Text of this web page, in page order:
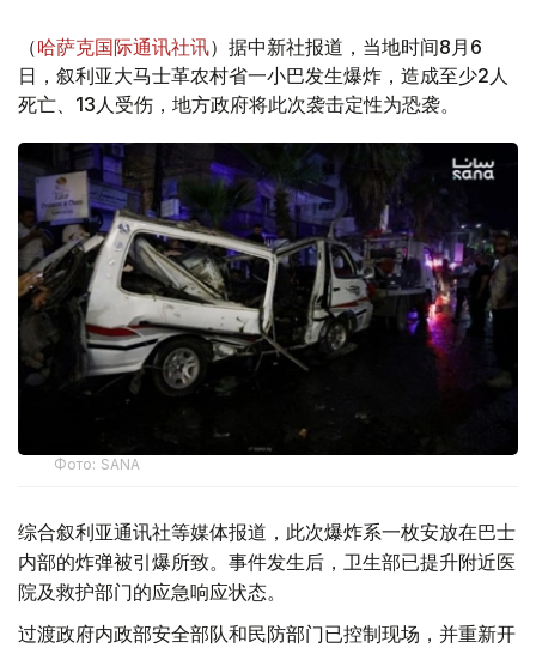
（哈萨克国际通讯社讯）据中新社报道，当地时间8月6
日，叙利亚大马士革农村省一小巴发生爆炸，造成至少2人
死亡、13人受伤，地方政府将此次袭击定性为恐袭。
Фото: SANA
综合叙利亚通讯社等媒体报道，此次爆炸系一枚安放在巴士
内部的炸弹被引爆所致。事件发生后，卫生部已提升附近医
院及救护部门的应急响应状态。
过渡政府内政部安全部队和民防部门已控制现场，并重新开